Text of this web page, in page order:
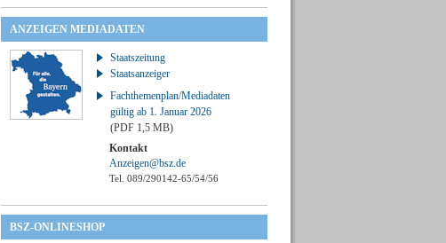
ANZEIGEN MEDIADATEN
Staatszeitung
Staatsanzeiger
Fachthemenplan/Mediadaten
gültig ab 1. Januar 2026
(PDF 1,5 MB)
Kontakt
Anzeigen@bsz.de
Tel. 089/290142-65/54/56
BSZ-ONLINESHOP